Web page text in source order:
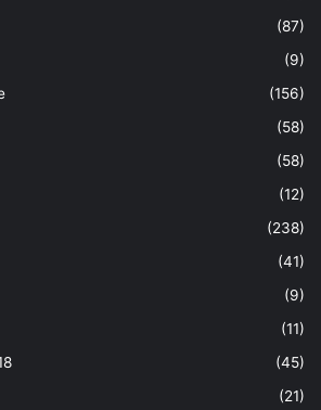
(87)
(9)
(156)
(58)
(58)
(12)
(238)
(41)
(9)
(11)
(45)
(21)